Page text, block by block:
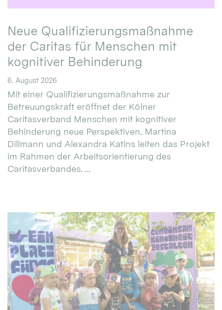
Neue Qualifizierungsmaßnahme
der Caritas für Menschen mit
kognitiver Behinderung
6. August 2026
Mit einer Qualifizierungsmaßnahme zur
Betreuungskraft eröffnet der Kölner
Caritasverband Menschen mit kognitiver
Behinderung neue Perspektiven. Martina
Dillmann und Alexandra Katins leiten das Projekt
im Rahmen der Arbeitsorientierung des
Caritasverbandes. ...